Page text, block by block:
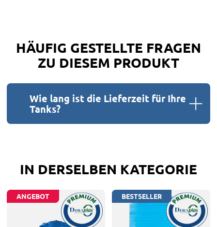
HÄUFIG GESTELLTE FRAGEN
ZU DIESEM PRODUKT
Wie lang ist die Lieferzeit für Ihre
Tanks?
IN DERSELBEN KATEGORIE
ANGEBOT BESTSELLER